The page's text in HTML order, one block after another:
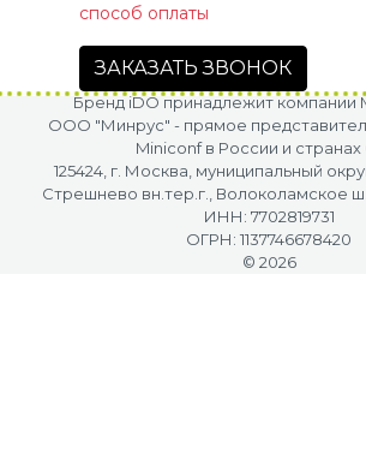
способ оплаты
ЗАКАЗАТЬ ЗВОНОК
Бренд iDO принадлежит компании
OOO "Минрус" - прямое
Miniconf в России и странах
125424, г. Москва, муниципальный
Стрешнево вн.тер.г., Волоколамское
ИНН: 7702819731
ОГРН: 1137746678420
© 2026